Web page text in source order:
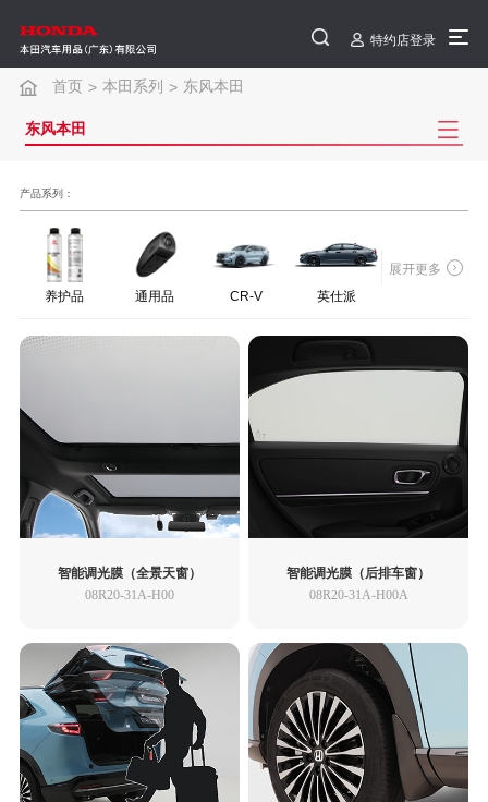
特约店登录
首页 > 本田系列 > 东风本田
东风本田
产品系列：
养护品 通用品 CR-V 英仕派
S7
思域 TYPE R 思域（HATCHBACK） 艾力绅 XR-V
灵悉L LIFE
享域 享域 锐·混动
展开更多
智能调光膜（全景天窗）
08R20-31A-H00
智能调光膜（后排车窗）
08R20-31A-H00A